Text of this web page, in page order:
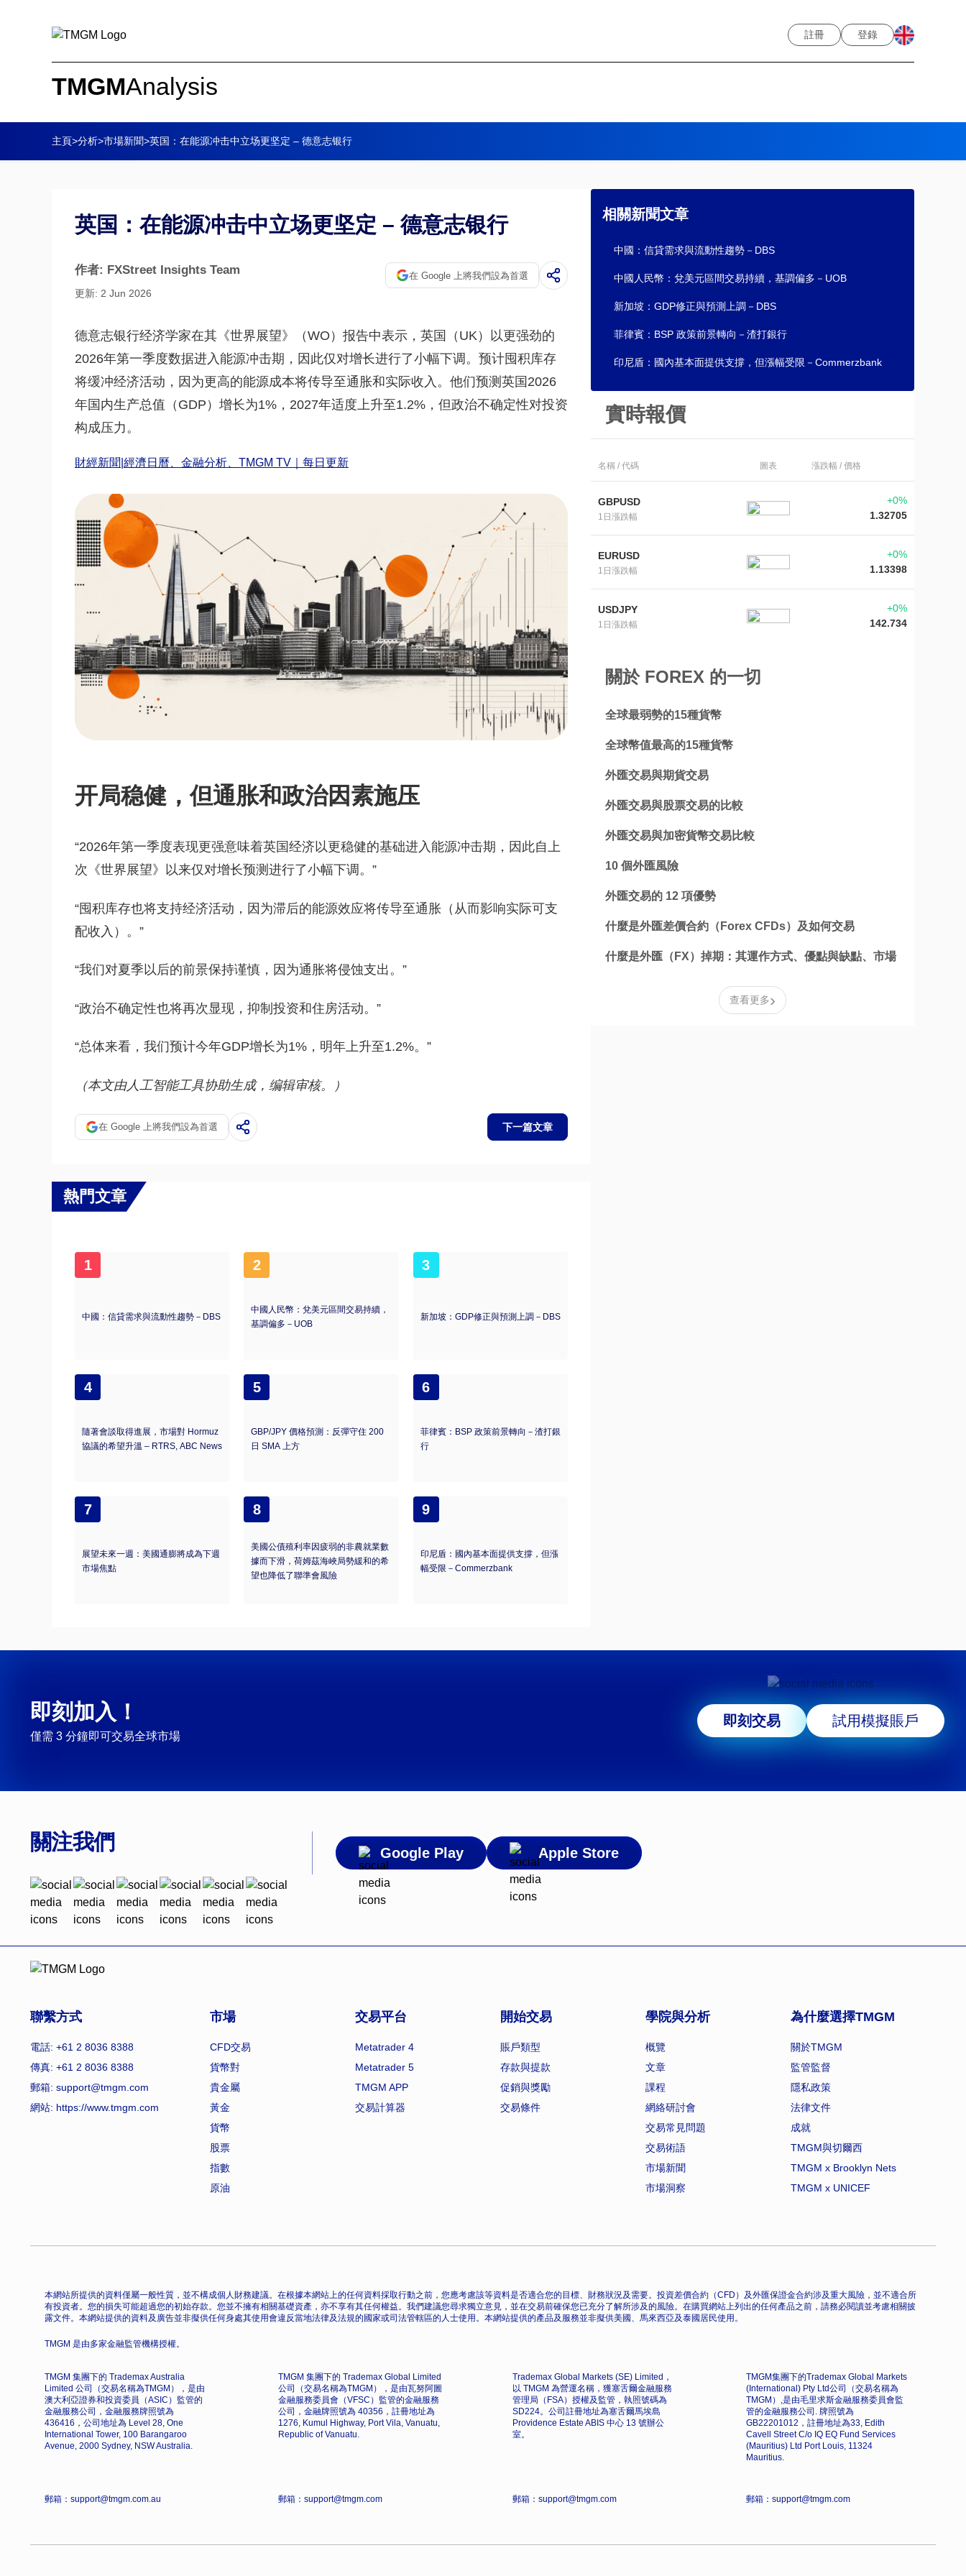
註冊 登錄
TMGMAnalysis
主頁>分析>市場新聞>英国：在能源冲击中立场更坚定 – 德意志银行
英国：在能源冲击中立场更坚定 – 德意志银行
作者: FXStreet Insights Team
更新: 2 Jun 2026
在 Google 上將我們設為首選
德意志银行经济学家在其《世界展望》（WO）报告中表示，英国（UK）以更强劲的
2026年第一季度数据进入能源冲击期，因此仅对增长进行了小幅下调。预计囤积库存
将缓冲经济活动，因为更高的能源成本将传导至通胀和实际收入。他们预测英国2026
年国内生产总值（GDP）增长为1%，2027年适度上升至1.2%，但政治不确定性对投资
构成压力。
財經新聞|經濟日曆、金融分析、TMGM TV｜每日更新
开局稳健，但通胀和政治因素施压
“2026年第一季度表现更强意味着英国经济以更稳健的基础进入能源冲击期，因此自上
次《世界展望》以来仅对增长预测进行了小幅下调。”
“囤积库存也将支持经济活动，因为滞后的能源效应将传导至通胀（从而影响实际可支
配收入）。”
“我们对夏季以后的前景保持谨慎，因为通胀将侵蚀支出。”
“政治不确定性也将再次显现，抑制投资和住房活动。”
“总体来看，我们预计今年GDP增长为1%，明年上升至1.2%。”
（本文由人工智能工具协助生成，编辑审核。）
在 Google 上將我們設為首選 下一篇文章
熱門文章
1
中國：信貸需求與流動性趨勢－DBS
2
中國人民幣：兌美元區間交易持續，
基調偏多－UOB
3
新加坡：GDP修正與預測上調－DBS
4
隨著會談取得進展，市場對 Hormuz
協議的希望升溫 – RTRS, ABC News
5
GBP/JPY 價格預測：反彈守住 200
日 SMA 上方
6
菲律賓：BSP 政策前景轉向－渣打銀
行
7
展望未來一週：美國通膨將成為下週
市場焦點
8
美國公債殖利率因疲弱的非農就業數
據而下滑，荷姆茲海峽局勢緩和的希
望也降低了聯準會風險
9
印尼盾：國內基本面提供支撐，但漲
幅受限－Commerzbank
相關新聞文章
中國：信貸需求與流動性趨勢－DBS
中國人民幣：兌美元區間交易持續，基調偏多－UOB
新加坡：GDP修正與預測上調－DBS
菲律賓：BSP 政策前景轉向－渣打銀行
印尼盾：國內基本面提供支撐，但漲幅受限－Commerzbank
實時報價
名稱 / 代碼 圖表 漲跌幅 / 價格
GBPUSD
1日漲跌幅
+0%
1.32705
EURUSD
1日漲跌幅
+0%
1.13398
USDJPY
1日漲跌幅
+0%
142.734
關於 FOREX 的一切
全球最弱勢的15種貨幣
全球幣值最高的15種貨幣
外匯交易與期貨交易
外匯交易與股票交易的比較
外匯交易與加密貨幣交易比較
10 個外匯風險
外匯交易的 12 項優勢
什麼是外匯差價合約（Forex CFDs）及如何交易
什麼是外匯（FX）掉期：其運作方式、優點與缺點、市場
查看更多›
即刻加入！
僅需 3 分鐘即可交易全球市場
即刻交易 試用模擬賬戶
關注我們 Google Play Apple Store
聯繫方式
電話: +61 2 8036 8388
傳真: +61 2 8036 8388
郵箱: support@tmgm.com
網站: https://www.tmgm.com
市場
CFD交易
貨幣對
貴金屬
黃金
貨幣
股票
指數
原油
交易平台
Metatrader 4
Metatrader 5
TMGM APP
交易計算器
開始交易
賬戶類型
存款與提款
促銷與獎勵
交易條件
學院與分析
概覽
文章
課程
網絡研討會
交易常見問題
交易術語
市場新聞
市場洞察
為什麼選擇TMGM
關於TMGM
監管監督
隱私政策
法律文件
成就
TMGM與切爾西
TMGM x Brooklyn Nets
TMGM x UNICEF
本網站所提供的資料僅屬一般性質，並不構成個人財務建議。在根據本網站上的任何資料採取行動之前，您應考慮該等資料是否適合您的目標、財務狀況及需要。投資差價合約（CFD）及外匯保證金合約涉及重大風險，並不適合所
有投資者。您的損失可能超過您的初始存款。您並不擁有相關基礎資產，亦不享有其任何權益。我們建議您尋求獨立意見，並在交易前確保您已充分了解所涉及的風險。在購買網站上列出的任何產品之前，請務必閱讀並考慮相關披
露文件。本網站提供的資料及廣告並非擬供任何身處其使用會違反當地法律及法規的國家或司法管轄區的人士使用。本網站提供的產品及服務並非擬供美國、馬來西亞及泰國居民使用。
TMGM 是由多家金融監管機構授權。
TMGM 集團下的 Trademax Australia
Limited 公司（交易名稱為TMGM），是由
澳大利亞證券和投資委員（ASIC）監管的
金融服務公司，金融服務牌照號為
436416，公司地址為 Level 28, One
International Tower, 100 Barangaroo
Avenue, 2000 Sydney, NSW Australia.
郵箱：support@tmgm.com.au
TMGM 集團下的 Trademax Global Limited
公司（交易名稱為TMGM），是由瓦努阿圖
金融服務委員會（VFSC）監管的金融服務
公司，金融牌照號為 40356，註冊地址為
1276, Kumul Highway, Port Vila, Vanuatu,
Republic of Vanuatu.
郵箱：support@tmgm.com
Trademax Global Markets (SE) Limited，
以 TMGM 為營運名稱，獲塞舌爾金融服務
管理局（FSA）授權及監管，執照號碼為
SD224。公司註冊地址為塞舌爾馬埃島
Providence Estate ABIS 中心 13 號辦公
室。
郵箱：support@tmgm.com
TMGM集團下的Trademax Global Markets
(International) Pty Ltd公司（交易名稱為
TMGM）,是由毛里求斯金融服務委員會監
管的金融服務公司. 牌照號為
GB22201012，註冊地址為33, Edith
Cavell Street C/o IQ EQ Fund Services
(Mauritius) Ltd Port Louis, 11324
Mauritius.
郵箱：support@tmgm.com